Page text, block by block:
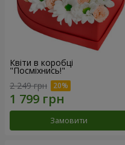
Квіти в коробці
"Посміхнись!"
2 249 грн
Замовити